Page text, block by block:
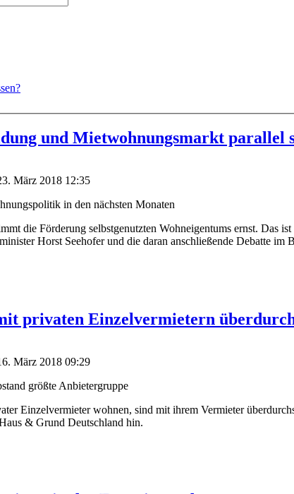
und Mietwohnungsmarkt parallel
März 2018 12:35
in den nächsten Monaten
die Förderung selbstgenutzten Wohneigentums ernst. Das
Horst Seehofer und die daran anschließende Debatte im
privaten Einzelvermietern
März 2018 09:29
größte Anbietergruppe
Einzelvermieter wohnen, sind mit ihrem Vermieter
& Grund Deutschland hin.